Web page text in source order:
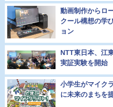
動画制作からロ
クール構想の学
ョン
NTT東日本、江
実証実験を開始
小学生がマイク
に未来のまちを